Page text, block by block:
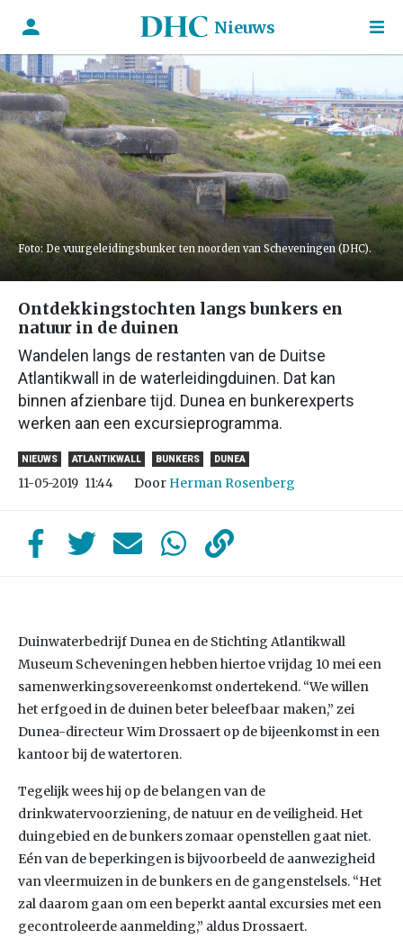
Nieuws
Foto: De vuurgeleidingsbunker ten noorden van Scheveningen (DHC).
Ontdekkingstochten langs bunkers en
natuur in de duinen
Wandelen langs de restanten van de Duitse
Atlantikwall in de waterleidingduinen. Dat kan
binnen afzienbare tijd. Dunea en bunkerexperts
werken aan een excursieprogramma.
NIEUWS ATLANTIKWALL BUNKERS DUNEA
11-05-2019 11:44 Door Herman Rosenberg
Duinwaterbedrijf Dunea en de Stichting Atlantikwall
Museum Scheveningen hebben hiertoe vrijdag 10 mei een
samenwerkingsovereenkomst ondertekend. “We willen
het erfgoed in de duinen beter beleefbaar maken,” zei
Dunea-directeur Wim Drossaert op de bijeenkomst in een
kantoor bij de watertoren.
Tegelijk wees hij op de belangen van de
drinkwatervoorziening, de natuur en de veiligheid. Het
duingebied en de bunkers zomaar openstellen gaat niet.
Eén van de beperkingen is bijvoorbeeld de aanwezigheid
van vleermuizen in de bunkers en de gangenstelsels. “Het
zal daarom gaan om een beperkt aantal excursies met een
gecontroleerde aanmelding,” aldus Drossaert.